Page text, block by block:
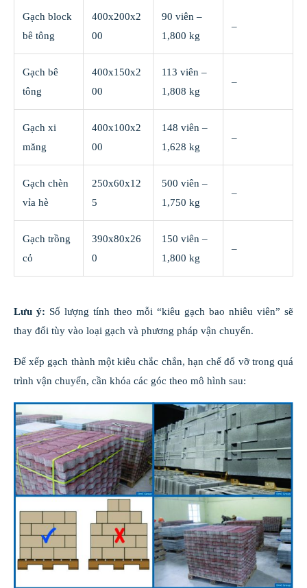
Gạch block
bê tông
400x200x2
00
90 viên –
1,800 kg
–
Gạch bê
tông
400x150x2
00
113 viên –
1,808 kg
–
Gạch xi
măng
400x100x2
00
148 viên –
1,628 kg
–
Gạch chèn
vỉa hè
250x60x12
5
500 viên –
1,750 kg
–
Gạch trồng
cỏ
390x80x26
0
150 viên –
1,800 kg
–
Lưu ý: Số lượng tính theo mỗi “kiêu gạch bao nhiêu viên” sẽ
thay đổi tùy vào loại gạch và phương pháp vận chuyển.
Để xếp gạch thành một kiêu chắc chắn, hạn chế đổ vỡ trong quá
trình vận chuyển, cần khóa các góc theo mô hình sau: